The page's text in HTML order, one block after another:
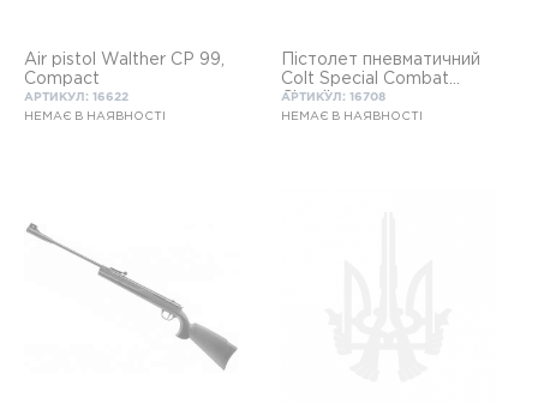
Air pistol Walther CP 99,
Compact
АРТИКУЛ: 16622
НЕМАЄ В НАЯВНОСТІ
Пістолет пневматичний
Colt Special Combat
Classik
АРТИКУЛ: 16708
НЕМАЄ В НАЯВНОСТІ